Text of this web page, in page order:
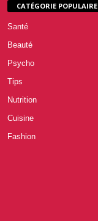
CATÉGORIE POPULAIRE
Santé
Beauté
Psycho
Tips
Nutrition
Cuisine
Fashion